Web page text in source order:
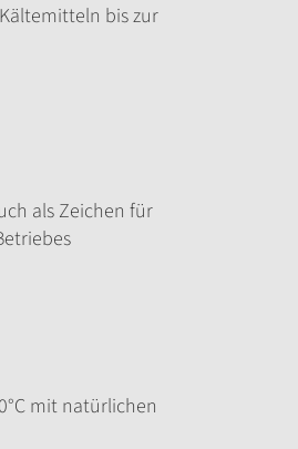
bis zur
als Zeichen für
mit natürlichen